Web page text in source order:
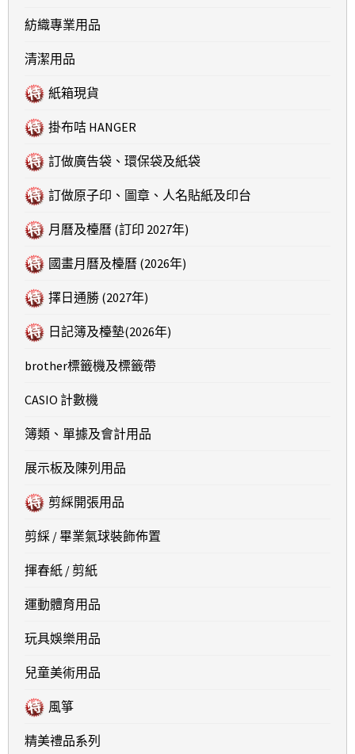
紡織專業用品
清潔用品
紙箱現貨
掛布咭 HANGER
訂做廣告袋、環保袋及紙袋
訂做原子印、圖章、人名貼紙及印台
月曆及檯曆 (訂印 2027年)
國畫月曆及檯曆 (2026年)
擇日通勝 (2027年)
日記簿及檯墊(2026年)
brother標籤機及標籤帶
CASIO 計數機
簿類、單據及會計用品
展示板及陳列用品
剪綵開張用品
剪綵 / 畢業氣球裝飾佈置
揮春紙 / 剪紙
運動體育用品
玩具娛樂用品
兒童美術用品
風箏
精美禮品系列